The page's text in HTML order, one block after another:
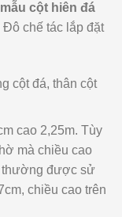
mẫu cột hiên đá
chế tác lắp đặt
cột đá, thân cột
cao 2,25m. Tùy
mà chiều cao
thường được sử
chiều cao trên